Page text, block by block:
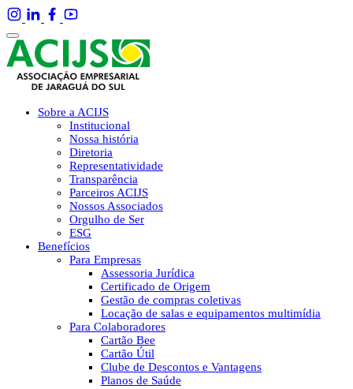
Sobre a ACIJS
Institucional
Nossa história
Diretoria
Representatividade
Transparência
Parceiros ACIJS
Nossos Associados
Orgulho de Ser
ESG
Benefícios
Para Empresas
Assessoria Jurídica
Certificado de Origem
Gestão de compras coletivas
Locação de salas e equipamentos multimídia
Para Colaboradores
Cartão Bee
Cartão Útil
Clube de Descontos e Vantagens
Planos de Saúde